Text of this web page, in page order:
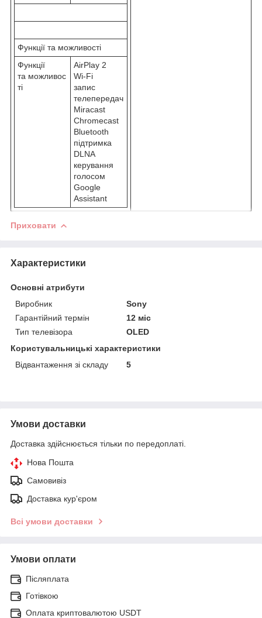
Функції та можливості
Функції
та можливос
ті
AirPlay 2
Wi-Fi
запис
телепередач
Miracast
Chromecast
Bluetooth
підтримка
DLNA
керування
голосом
Google
Assistant
Приховати
Характеристики
Основні атрибути
Виробник
Sony
Гарантійний термін
12 міс
Тип телевізора
OLED
Користувальницькі характеристики
Відвантаження зі складу
5
Умови доставки
Доставка здійснюється тільки по передоплаті.
Нова Пошта
Самовивіз
Доставка кур'єром
Всі умови доставки
Умови оплати
Післяплата
Готівкою
Оплата криптовалютою USDT